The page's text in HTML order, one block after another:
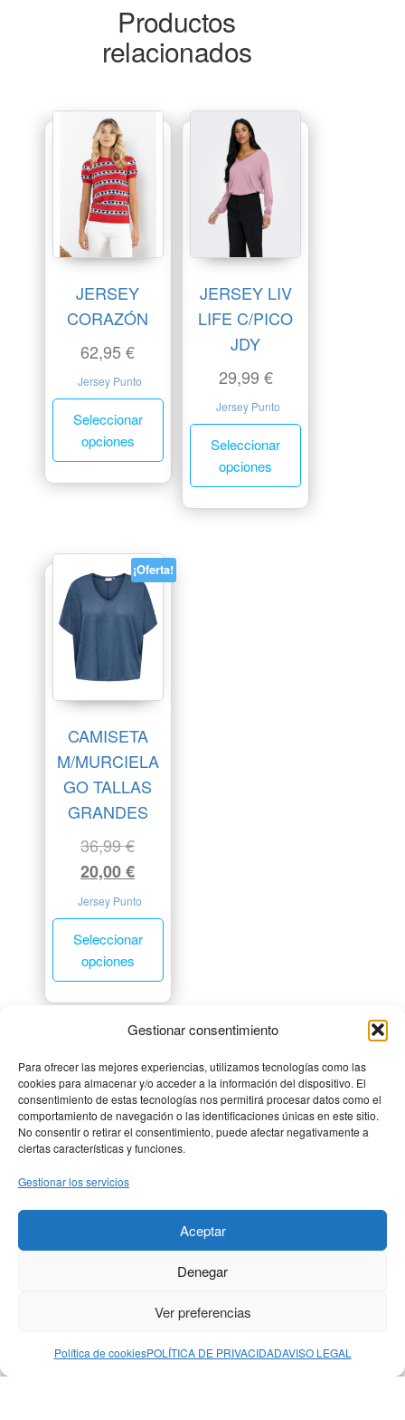
Gestionar consentimiento
Para ofrecer las mejores experiencias, utilizamos tecnologías como las
cookies para almacenar y/o acceder a la información del dispositivo. El
consentimiento de estas tecnologías nos permitirá procesar datos como el
comportamiento de navegación o las identificaciones únicas en este sitio.
No consentir o retirar el consentimiento, puede afectar negativamente a
ciertas características y funciones.
Gestionar los servicios
Aceptar
Denegar
Ver preferencias
Política de cookiesPOLÍTICA DE PRIVACIDADAVISO LEGAL
Productos
relacionados
JERSEY
CORAZÓN
62,95€
Jersey Punto
Seleccionar
opciones
JERSEY LIV
LIFE C/PICO
JDY
29,99 €
Jersey Punto
Seleccionar
opciones
¡Oferta!
CAMISETA
M/MURCIELA
GO TALLAS
GRANDES
36,99€
20,00€
Jersey Punto
Seleccionar
opciones
MENÚ PRINCIPAL
MENÚ LEGAL
DIRECCIÓN
Calle Bebricio 27